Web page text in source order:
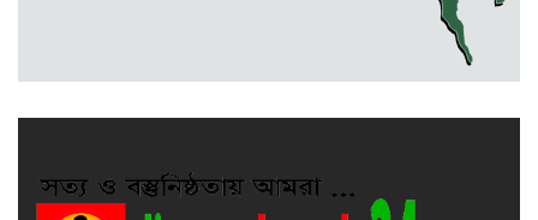
মেলান্দহে ব্র্যাকের স্বাস্থ্য ক্যাম্প পরিদর্শনে